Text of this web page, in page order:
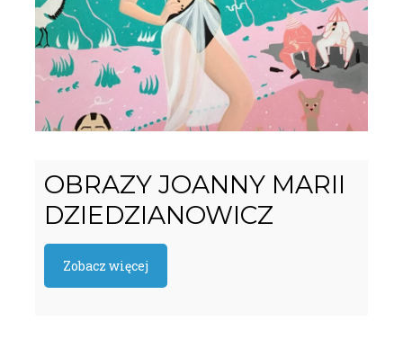
OBRAZY JOANNY MARII
DZIEDZIANOWICZ
Zobacz więcej